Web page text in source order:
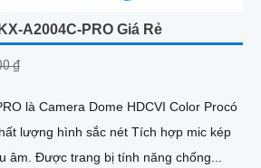
A2004C-PRO Giá Rẻ
₫
lượng hình sắc nét Tích hợp mic kép
nâng có chất lượng thu âm. Được trang bị tính năng chống...